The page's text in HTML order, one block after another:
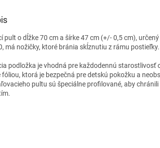
pult o dĺžke 70 cm a šírke 47 cm (+/- 0,5 cm),
má nožičky, ktoré bránia skĺznutiu z rámu postieľky.
podložka je vhodná pre každodennú starostlivosť
ktorá je bezpečná pre detskú pokožku a
pultu sú špeciálne profilované, aby